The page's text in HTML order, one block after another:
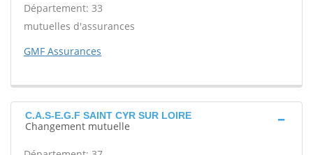
Département: 33
mutuelles d'assurances
GMF Assurances
C.A.S-E.G.F SAINT CYR SUR LOIRE
Changement mutuelle